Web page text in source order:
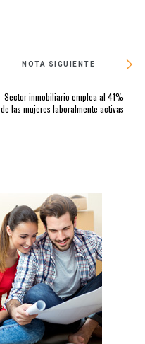
NOTA SIGUIENTE
Sector inmobiliario emplea al 41%
de las mujeres laboralmente activas